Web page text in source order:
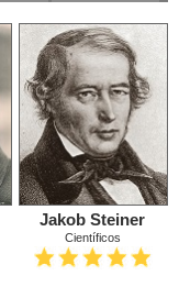
Crear cuenta
Jakob Steiner
Científicos